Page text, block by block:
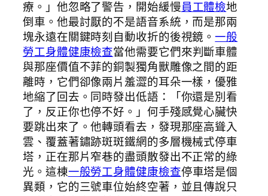
療。」他忽略了警告，開始緩慢員工體檢地
倒車。他最討厭的不是語音系統，而是那兩
塊永遠在關鍵時刻自動收折的後視鏡。一般
勞工身體健康檢查當他需要它們來判斷車體
與那座價值不菲的銅製獨角獸雕像之間的距
離時，它們卻像兩片羞澀的耳朵一樣，優雅
地縮了回去。同時發出低語：「你還是別看
了，反正你也停不好。」何手殘感覺心臟快
要跳出來了。他轉頭看去，發現那座高聳入
雲、覆蓋著鏽跡斑斑鐵網的多層機械式停車
塔，正在那片窄巷的盡頭散發出不正常的綠
光。這棟一般勞工身體健康檢查停車塔是個
異類，它的三號車位始終空著，並且傳說只